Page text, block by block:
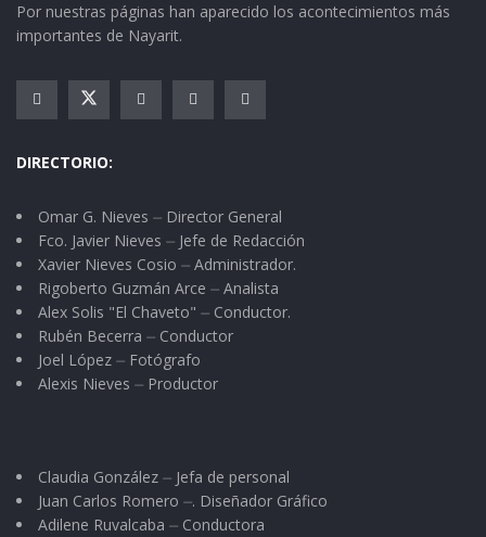
Por nuestras páginas han aparecido los acontecimientos más
importantes de Nayarit.
DIRECTORIO:
Omar G. Nieves ⏤ Director General
Fco. Javier Nieves ⏤ Jefe de Redacción
Xavier Nieves Cosio ⏤ Administrador.
Rigoberto Guzmán Arce ⏤ Analista
Alex Solis "El Chaveto" ⏤ Conductor.
Rubén Becerra ⏤ Conductor
Joel López ⏤ Fotógrafo
Alexis Nieves ⏤ Productor
Claudia González ⏤ Jefa de personal
Juan Carlos Romero ⏤. Diseñador Gráfico
Adilene Ruvalcaba ⏤ Conductora